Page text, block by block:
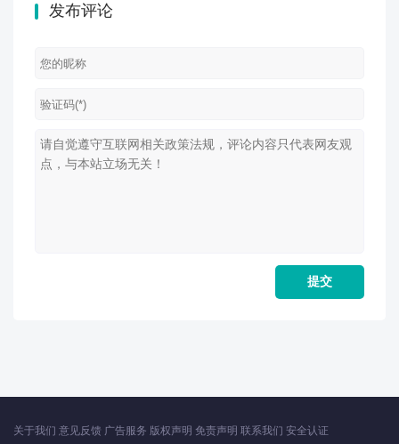
发布评论
关于我们 意见反馈 广告服务 版权声明 免责声明 联系我们 安全认证